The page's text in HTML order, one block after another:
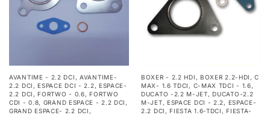
AVANTIME - 2.2 DCI ,AVANTIME-
2.2 DCI ,ESPACE DCI - 2.2, ESPACE-
2.2 DCI ,FORTWO - 0.6,FORTWO
CDI - 0.8, GRAND ESPACE - 2.2 DCI ,
GRAND ESPACE- 2.2 DCI ,
BOXER - 2.2 HDI , BOXER 2.2-HDI ,C
MAX- 1.6 TDCI , C-MAX TDCI - 1.6,
DUCATO -2.2 M-JET,DUCATO-2.2
M-JET, ESPACE DCI - 2.2, ESPACE-
2.2 DCI ,FIESTA 1.6-TDCI ,FIESTA-